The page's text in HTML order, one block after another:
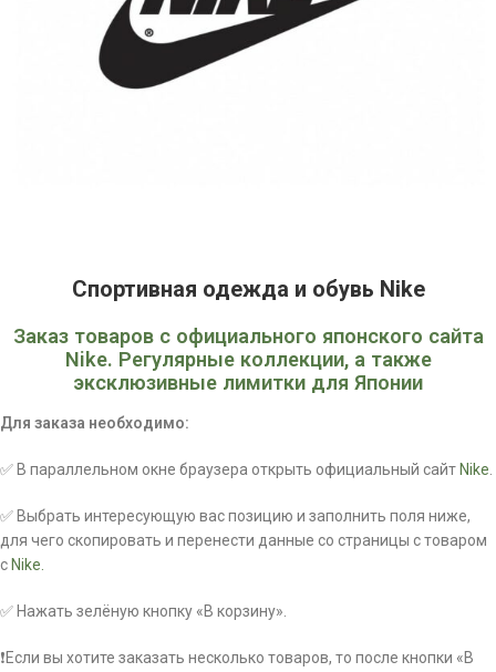
Спортивная одежда и обувь Nike
Заказ товаров с официального японского сайта
Nike. Регулярные коллекции, а также
эксклюзивные лимитки для Японии
Для заказа необходимо:
✅ В параллельном окне браузера открыть официальный сайт Nike
✅ Выбрать интересующую вас позицию и заполнить поля ниже,
для чего скопировать и перенести данные со страницы с товаром
с Nike.
✅ Нажать зелёную кнопку «В корзину».
❗Если вы хотите заказать несколько товаров, то после кнопки «В